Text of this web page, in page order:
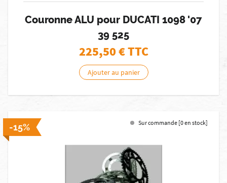
Couronne ALU pour DUCATI 1098 '07
39 525
225,50€ TTC
Ajouter au panier
-15% Sur commande [0 en stock]